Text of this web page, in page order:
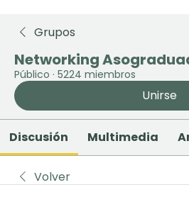
Grupos
Networking
Público · 5224 miembros
Unirse
Discusión Multimedia
Volver